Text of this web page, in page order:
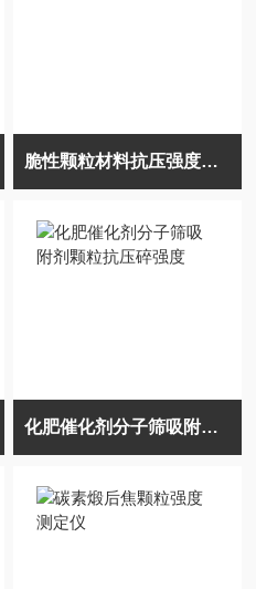
脆性颗粒材料抗压强度测定仪的制作方法
化肥催化剂分子筛吸附剂颗粒抗压碎强度